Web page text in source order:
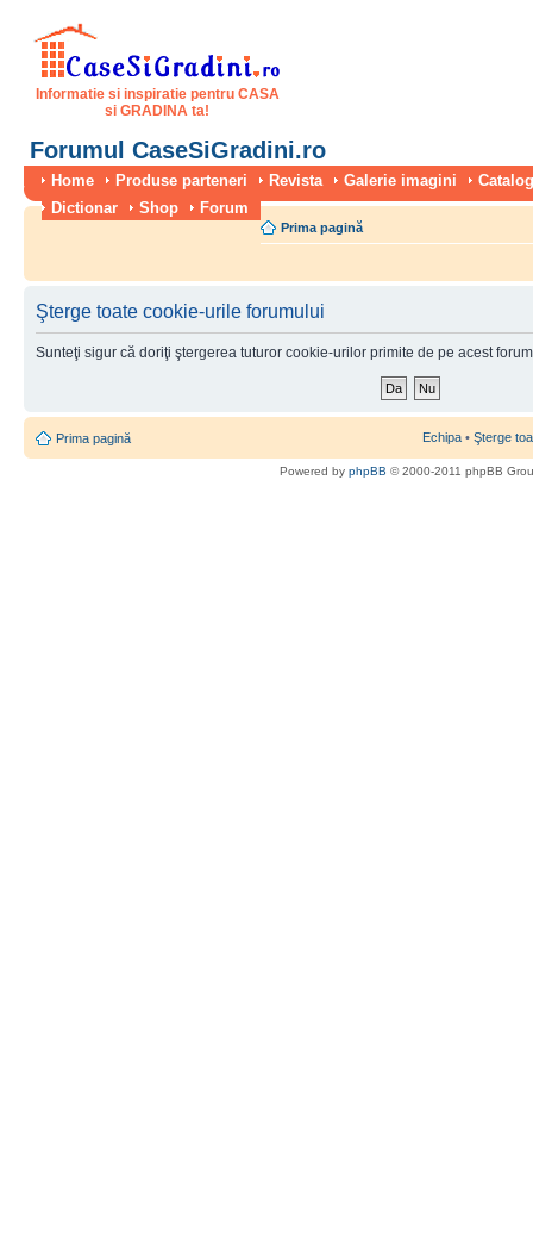
Informatie si inspiratie pentru CASA
si GRADINA ta!
Forumul CaseSiGradini.ro
Home Produse parteneri Revista Galerie imagini
Dictionar
Shop Forum
Prima pagină
Şterge toate cookie-urile forumului
Sunteţi sigur că doriţi ştergerea tuturor cookie-urilor primite de pe acest
Prima pagină Echipa • Şterge
Powered by phpBB © 2000-2011 phpBB